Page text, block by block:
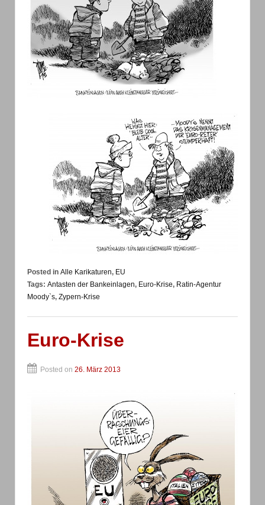
Posted in Alle Karikaturen, EU
Tags: Antasten der Bankeinlagen, Euro-Krise, Ratin-Agentur
Moody`s, Zypern-Krise
Euro-Krise
Posted on 26. März 2013